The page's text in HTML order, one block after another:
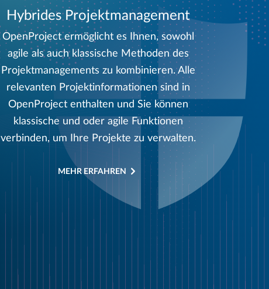
Hybrides Projektmanagement
OpenProject ermöglicht es Ihnen, sowohl
agile als auch klassische Methoden des
Projektmanagements zu kombinieren. Alle
relevanten Projektinformationen sind in
OpenProject enthalten und Sie können
klassische und oder agile Funktionen
verbinden, um Ihre Projekte zu verwalten.
MEHR ERFAHREN